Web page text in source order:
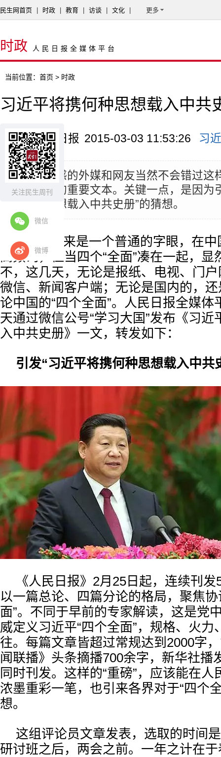
关注民生周刊
微信
微博
民生网首页 时政 教育 访谈 文化 更多
时政 人民日报全媒体平台
当前位置： 首页 > 时政
习近平将携何种思想载入中共
来源：人民日报 2015-03-03 11:53:26 习
摘要：敏感的外媒和网友当然不会错过这
治新变化的重要文本。关键一点，是因为
携何种思想载入中共史册”的猜想。
“全面”本来是一个普通的字眼，在
高频词，但当四个“全面”凑在一起，
不，这几天，无论是报纸、电视、门
微信、新闻客户端；无论是国内的，
论中国的“四个全面”。人民日报全媒体
天通过微信公号“学习大国”发布《习近
入中共史册》一文，转发如下：
引发“习近平将携何种思想载入中共
《人民日报》2月25日起，连续刊
以一篇总论、四篇分论的格局，聚焦协
面”。不同于早前的专家解读，这是党
威定义习近平“四个全面”，规格、火力
往。每篇文章皆超过常规达到2000字
闻联播》头条摘播700余字，新华社播
同时刊发。这样的“重磅”，应该能在
浓墨重彩一笔，也引来各界对于“四个
想。
这组评论员文章发表，选取的时间
研讨班之后，两会之前。一年之计在